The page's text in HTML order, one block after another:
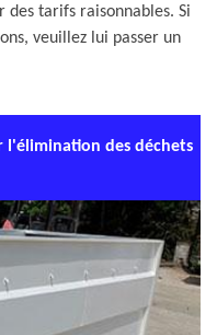
tarifs raisonnables. Si
veuillez lui passer un
l'élimination des déchets